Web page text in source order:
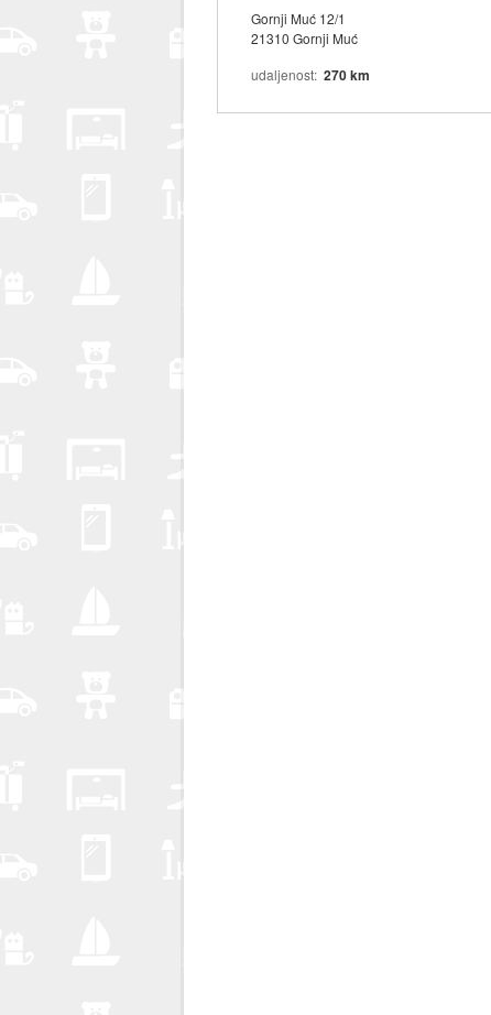
Gornji Muć 12/1
21310 Gornji Muć
udaljenost 270 km